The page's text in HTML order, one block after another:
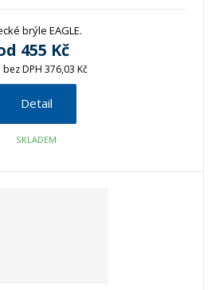
brýle EAGLE.
455 Kč
bez DPH 376,03 Kč
Detail
SKLADEM